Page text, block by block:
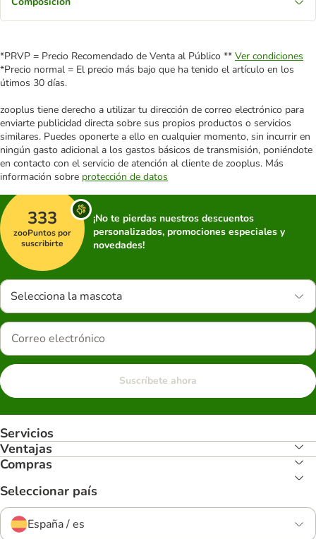
*PRVP = Precio Recomendado de Venta al Público ** Ver condiciones
*Precio normal = El precio más bajo que ha tenido el artículo en los
útimos 30 días.
zooplus tiene derecho a utilizar tu dirección de correo electrónico para
enviarte publicidad directa sobre sus propios productos o servicios
similares. Puedes oponerte a ello en cualquier momento, sin incurrir en
ningún gasto adicional a los gastos básicos de transmisión, poniéndote
en contacto con el servicio de atención al cliente de zooplus. Más
información sobre protección de datos
333
zooPuntos por
suscribirte
¡No te pierdas nuestros descuentos
personalizados, promociones especiales y
novedades!
Selecciona la mascota
Suscríbete ahora
Servicios
Ventajas
Compras
Seleccionar país
España / es